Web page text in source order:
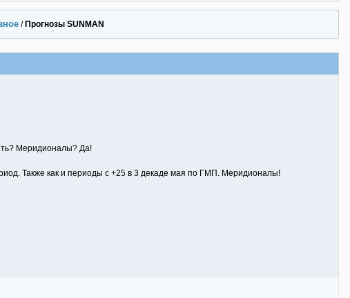
/ Прогнозы SUNMAN
Меридионалы? Да!
Также как и периоды с +25 в 3 декаде мая по ГМП. Меридионалы!